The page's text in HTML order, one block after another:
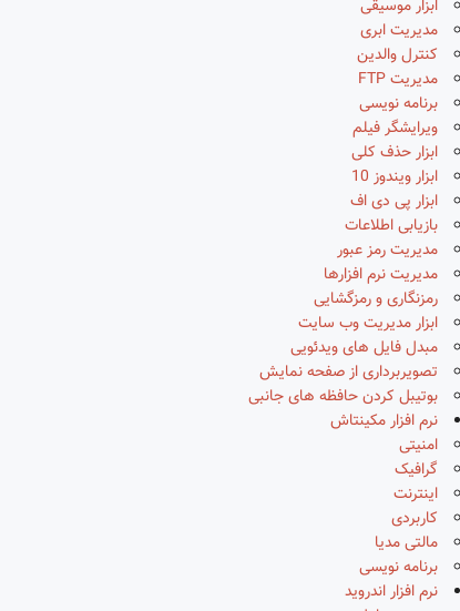
ابزار موسیقی
مدیریت ابری
کنترل والدین
مدیریت FTP
برنامه نویسی
ویرایشگر فیلم
ابزار حذف کلی
ابزار ویندوز 10
ابزار پی دی اف
بازیابی اطلاعات
مدیریت رمز عبور
مدیریت نرم افزارها
رمزنگاری و رمزگشایی
ابزار مدیریت وب سایت
مبدل فایل های ویدئویی
تصویربرداری از صفحه نمایش
بوتیبل کردن حافظه های جانبی
نرم افزار مکینتاش
امنیتی
گرافیک
اینترنت
کاربردی
مالتی مدیا
برنامه نویسی
نرم افزار اندروید